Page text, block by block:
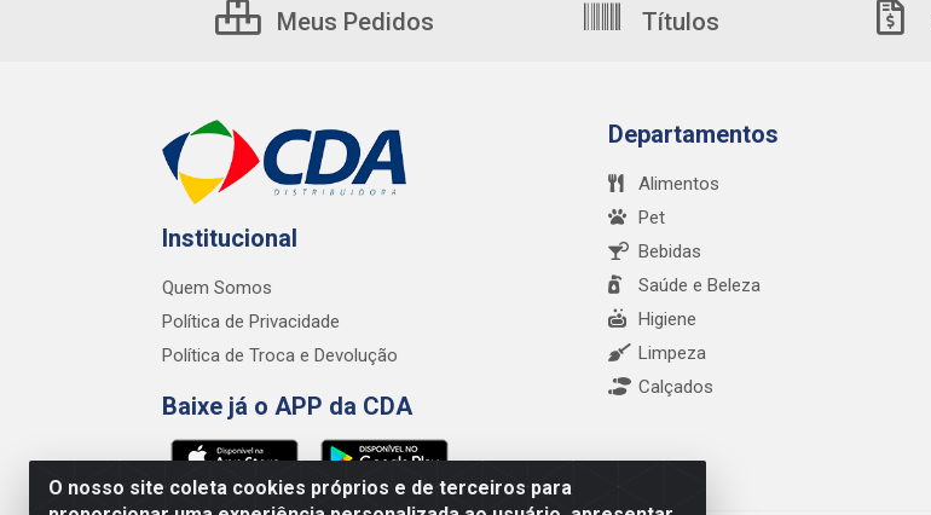
O nosso site coleta cookies próprios e de terceiros para
Meus Pedidos Títulos
Institucional
Quem Somos
Política de Privacidade
Política de Troca e Devolução
Baixe já o APP da CDA
Departamentos
Alimentos
Pet
Bebidas
Saúde e Beleza
Higiene
Limpeza
Calçados